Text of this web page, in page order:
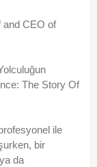
and CEO of
The Story Of
ile
bir
da